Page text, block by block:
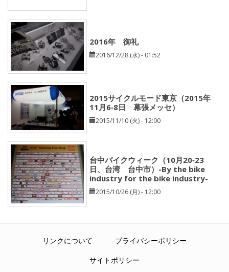
2016年 御礼
2016/12/28 (水) - 01:52
2015サイクルモード東京（2015年
11月6‐8日 幕張メッセ）
2015/11/10 (火) - 12:00
台中バイクウィーク（10月20‐23
日、台湾 台中市）-By the bike
industry for the bike industry-
2015/10/26 (月) - 12:00
リンクについて
プライバシーポリシー
サイトポリシー